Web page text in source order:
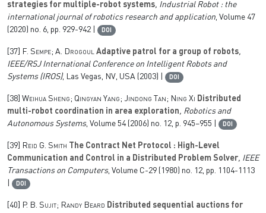
strategies for multiple-robot systems, Industrial Robot : the
international journal of robotics research and application, Volume 47
(2020) no. 6, pp. 929-942 |
DOI
[37] F. Sempe; A. Drogoul Adaptive patrol for a group of robots,
IEEE/RSJ International Conference on Intelligent Robots and
Systems (IROS), Las Vegas, NV, USA (2003) | DOI
[38] Weihua Sheng; Qingyan Yang; Jindong Tan; Ning Xi Distributed
multi-robot coordination in area exploration, Robotics and
Autonomous Systems, Volume 54(2006) no. 12, p. 945–955 | DOI
[39] Reid G. Smith The Contract Net Protocol : High-Level
Communication and Control in a Distributed Problem Solver, IEEE
Transactions on Computers, Volume C-29 (1980) no. 12, pp. 1104-1113
DOI
[40] P. B. Sujit; Randy Beard Distributed sequential auctions for